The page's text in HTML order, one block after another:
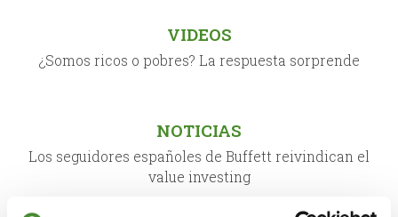
VIDEOS
¿Somos ricos o pobres? La respuesta sorprende
NOTICIAS
Los seguidores españoles de Buffett reivindican el
value investing